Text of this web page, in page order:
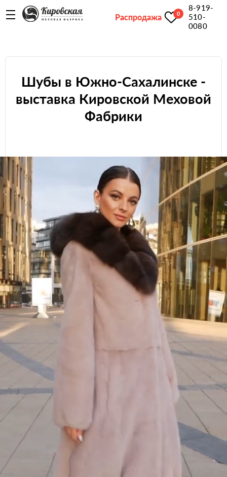
Распродажа 0
8-919-
510-
0080
Шубы в Южно-Сахалинске -
выставка Кировской Меховой
Фабрики